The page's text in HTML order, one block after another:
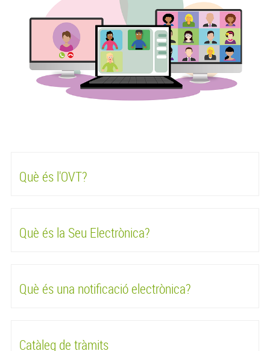
Què és l'OVT?
Què és la Seu Electrònica?
Què és una notificació electrònica?
Catàleg de tràmits